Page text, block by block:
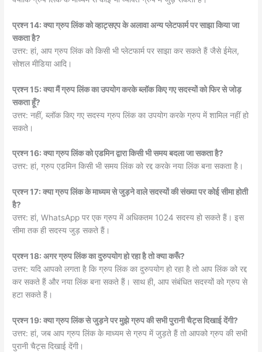
प्रश्न 14: क्या ग्रुप लिंक को व्हाट्सएप के अलावा अन्य प्लेटफार्म पर साझा किया जा
सकता है?
उत्तर: हां, आप ग्रुप लिंक को किसी भी प्लेटफार्म पर साझा कर सकते हैं जैसे ईमेल,
सोशल मीडिया आदि।
प्रश्न 15: क्या मैं ग्रुप लिंक का उपयोग करके ब्लॉक किए गए सदस्यों को फिर से जोड़
सकता हूँ?
उत्तर: नहीं, ब्लॉक किए गए सदस्य ग्रुप लिंक का उपयोग करके ग्रुप में शामिल नहीं हो
सकते।
प्रश्न 16: क्या ग्रुप लिंक को एडमिन द्वारा किसी भी समय बदला जा सकता है?
उत्तर: हां, ग्रुप एडमिन किसी भी समय लिंक को रद्द करके नया लिंक बना सकता है।
प्रश्न 17: क्या ग्रुप लिंक के माध्यम से जुड़ने वाले सदस्यों की संख्या पर कोई सीमा होती
है?
उत्तर: हां, WhatsApp पर एक ग्रुप में अधिकतम 1024 सदस्य हो सकते हैं। इस
सीमा तक ही सदस्य जुड़ सकते हैं।
प्रश्न 18: अगर ग्रुप लिंक का दुरुपयोग हो रहा है तो क्या करूँ?
उत्तर: यदि आपको लगता है कि ग्रुप लिंक का दुरुपयोग हो रहा है तो आप लिंक को रद्द
कर सकते हैं और नया लिंक बना सकते हैं। साथ ही, आप संबंधित सदस्यों को ग्रुप से
हटा सकते हैं।
प्रश्न 19: क्या ग्रुप लिंक से जुड़ने पर मुझे ग्रुप की सभी पुरानी चैट्स दिखाई देंगी?
उत्तर: हां, जब आप ग्रुप लिंक के माध्यम से ग्रुप में जुड़ते हैं तो आपको ग्रुप की सभी
पुरानी चैट्स दिखाई देंगी।